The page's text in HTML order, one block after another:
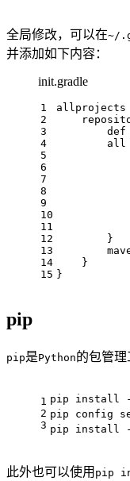
全局修改，可以在~/
并添加如下内容：
init.gradle
1
2
3
4
5
6
7
8
9
10
11
12
13
14
15
allprojects
def
all
        }
    }
}
pip
pip是Python的包管理
1
2
3
pip install -i
pip config
pip install -
此外也可以使用 pip